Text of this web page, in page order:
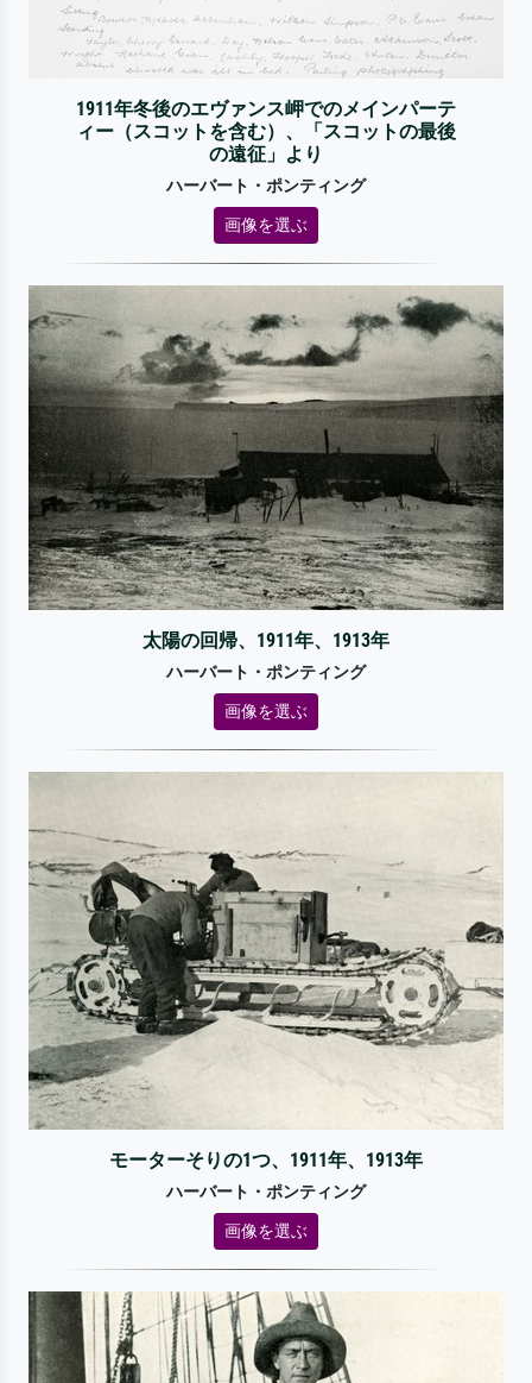
1911年冬後のエヴァンス岬でのメインパーテ
ィー（スコットを含む）、「スコットの最後
の遠征」より
ハーバート・ポンティング
画像を選ぶ
太陽の回帰、1911年、1913年
ハーバート・ポンティング
画像を選ぶ
モーターそりの1つ、1911年、1913年
ハーバート・ポンティング
画像を選ぶ